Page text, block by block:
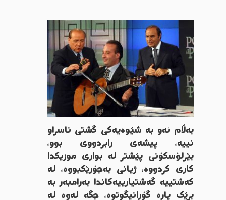
بەڵام ئەو بە شێوەیەکی گشتی ناسراو
نییە،
پیشەی رابردووی
بوو،
بێرلۆسکۆنی پێشتر لە بواری موزیکدا
کاری کردووە، ژیانی بەجۆرێکبووە، لە
کەشتییە گەشتیارییەکاندا بەرامبەر بە
بڕێک پارە گۆرانیگوتوە، جگە لەوە لە